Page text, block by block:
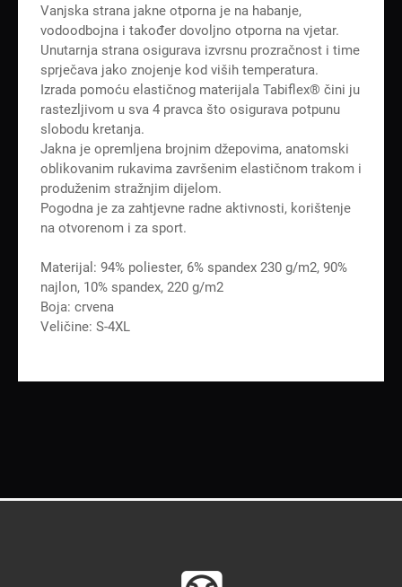
Vanjska strana jakne otporna je na habanje,
vodoodbojna i također dovoljno otporna na vjetar.
Unutarnja strana osigurava izvrsnu prozračnost i time
sprječava jako znojenje kod viših temperatura.
Izrada pomoću elastičnog materijala Tabiflex® čini ju
rastezljivom u sva 4 pravca što osigurava potpunu
slobodu kretanja.
Jakna je opremljena brojnim džepovima, anatomski
oblikovanim rukavima završenim elastičnom trakom i
produženim stražnjim dijelom.
Pogodna je za zahtjevne radne aktivnosti, korištenje
na otvorenom i za sport.
Materijal: 94% poliester, 6% spandex 230 g/m2, 90%
najlon, 10% spandex, 220 g/m2
Boja: crvena
Veličine: S-4XL